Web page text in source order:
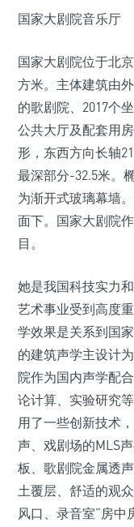
国家大剧院音乐厅
国家大剧院位于北
方米。主体建筑由
的歌剧院、2017个
公共大厅及配套用
形，东西方向长轴
最深部分-32.5米。
为渐开式玻璃幕墙
面下。国家大剧院
目。
她是我国科技实力
艺术事业受到高度
学效果是关系到国
的建筑声学主设计
院作为国内声学配
论计算、实验研究
用了一些创新技术
声、戏剧场的MLS
板、歌剧院金属透
土覆层、舒适的观
风口、录音室”房中